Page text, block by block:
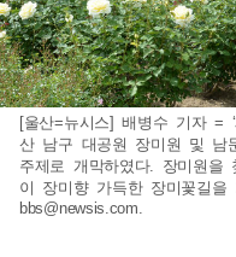
[울산=뉴시스] 배병수 기자 =
산 남구 대공원 장미원 및 남
주제로 개막하였다. 장미원을
이 장미향 가득한 장미꽃길을
bbs@newsis.com.